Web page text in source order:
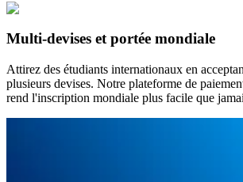
Multi-devises et portée mondiale
Attirez des étudiants internationaux en
plusieurs devises. Notre plateforme de
rend l'inscription mondiale plus facile que